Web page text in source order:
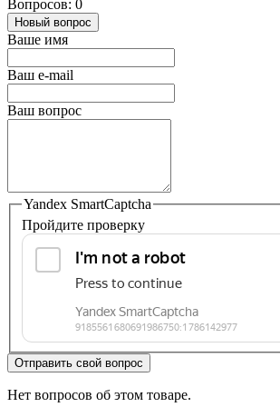
Вопросов: 0
Новый вопрос
Ваше имя
Ваш e-mail
Ваш вопрос
Yandex SmartCaptcha
Пройдите проверку
Отправить свой вопрос
Нет вопросов об этом товаре.